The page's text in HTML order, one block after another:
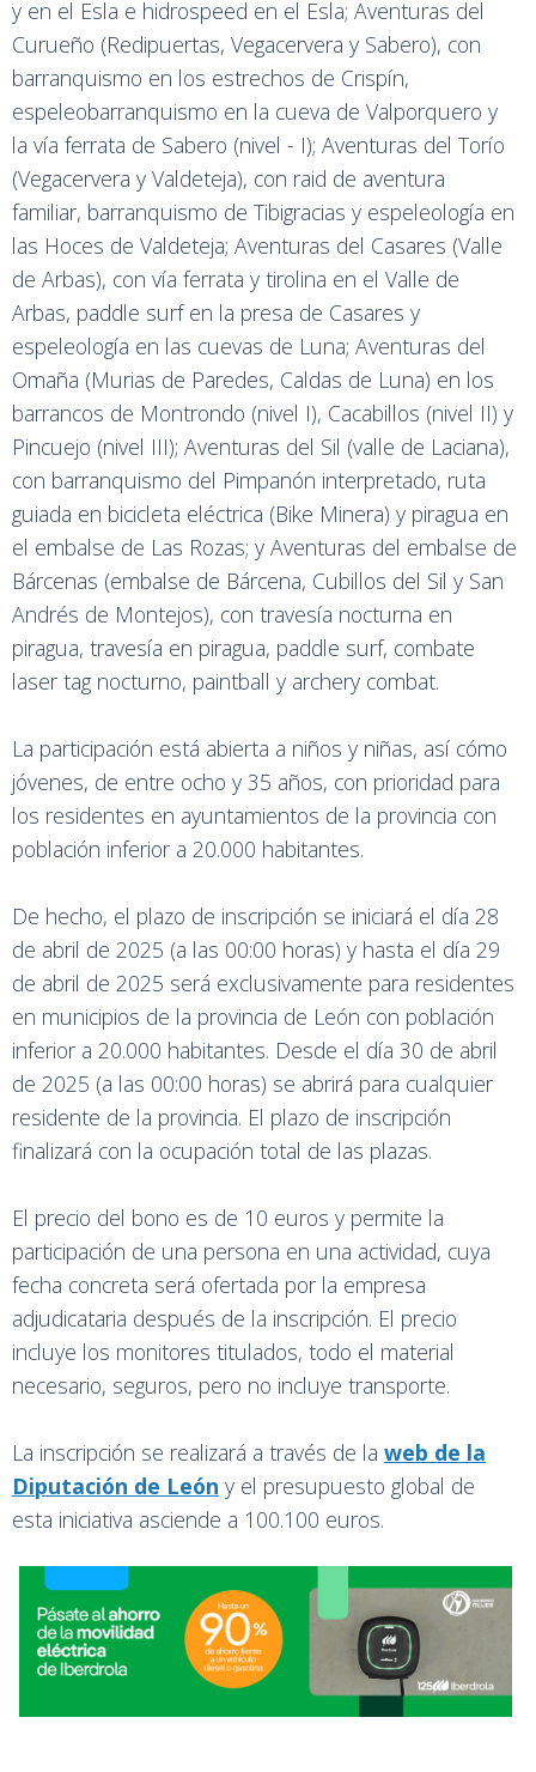
y en el Esla e hidrospeed en el Esla; Aventuras del
Curueño (Redipuertas, Vegacervera y Sabero), con
barranquismo en los estrechos de Crispín,
espeleobarranquismo en la cueva de Valporquero y
la vía ferrata de Sabero (nivel - I); Aventuras del Torío
(Vegacervera y Valdeteja), con raid de aventura
familiar, barranquismo de Tibigracias y espeleología en
las Hoces de Valdeteja; Aventuras del Casares (Valle
de Arbas), con vía ferrata y tirolina en el Valle de
Arbas, paddle surf en la presa de Casares y
espeleología en las cuevas de Luna; Aventuras del
Omaña (Murias de Paredes, Caldas de Luna) en los
barrancos de Montrondo (nivel I), Cacabillos (nivel II) y
Pincuejo (nivel III); Aventuras del Sil (valle de Laciana),
con barranquismo del Pimpanón interpretado, ruta
guiada en bicicleta eléctrica (Bike Minera) y piragua en
el embalse de Las Rozas; y Aventuras del embalse de
Bárcenas (embalse de Bárcena, Cubillos del Sil y San
Andrés de Montejos), con travesía nocturna en
piragua, travesía en piragua, paddle surf, combate
laser tag nocturno, paintball y archery combat.
La participación está abierta a niños y niñas, así cómo
jóvenes, de entre ocho y 35 años, con prioridad para
los residentes en ayuntamientos de la provincia con
población inferior a 20.000 habitantes.
De hecho, el plazo de inscripción se iniciará el día 28
de abril de 2025 (a las 00:00 horas) y hasta el día 29
de abril de 2025 será exclusivamente para residentes
en municipios de la provincia de León con población
inferior a 20.000 habitantes. Desde el día 30 de abril
de 2025 (a las 00:00 horas) se abrirá para cualquier
residente de la provincia. El plazo de inscripción
finalizará con la ocupación total de las plazas.
El precio del bono es de 10 euros y permite la
participación de una persona en una actividad, cuya
fecha concreta será ofertada por la empresa
adjudicataria después de la inscripción. El precio
incluye los monitores titulados, todo el material
necesario, seguros, pero no incluye transporte.
La inscripción se realizará a través de la web de la
Diputación de León y el presupuesto global de
esta iniciativa asciende a 100.100 euros.